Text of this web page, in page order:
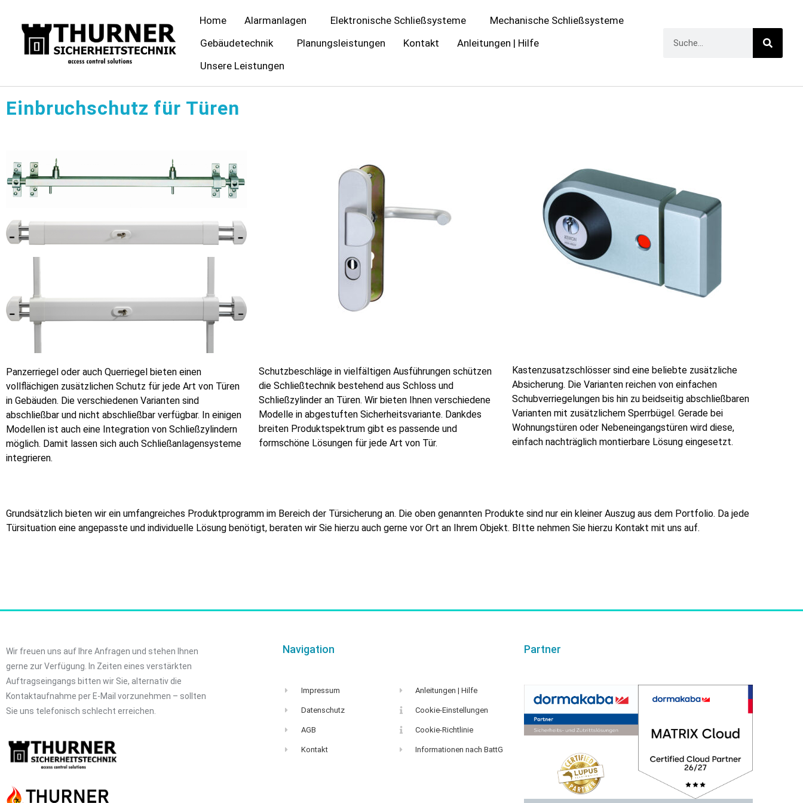
Home Alarmanlagen Elektronische Schließsysteme
Mechanische Schließsysteme
Gebäudetechnik
Planungsleistungen Kontakt
Anleitungen | Hilfe
Unsere Leistungen
Einbruchschutz für Türen
Panzerriegel oder auch Querriegel bieten einen
vollflächigen zusätzlichen Schutz für jede Art von Türen
in Gebäuden. Die verschiedenen Varianten sind
abschließbar und nicht abschließbar verfügbar. In einigen
Modellen ist auch eine Integration von Schließzylindern
möglich. Damit lassen sich auch Schließanlagensysteme
integrieren.
Schutzbeschläge in vielfältigen Ausführungen schützen
die Schließtechnik bestehend aus Schloss und
Schließzylinder an Türen. Wir bieten Ihnen verschiedene
Modelle in abgestuften Sicherheitsvariante. Dankdes
breiten Produktspektrum gibt es passende und
formschöne Lösungen für jede Art von Tür.
Kastenzusatzschlösser sind eine beliebte zusätzliche
Absicherung. Die Varianten reichen von einfachen
Schubverriegelungen bis hin zu beidseitig abschließbaren
Varianten mit zusätzlichem Sperrbügel. Gerade bei
Wohnungstüren oder Nebeneingangstüren wird diese,
einfach nachträglich montierbare Lösung eingesetzt.
Grundsätzlich bieten wir ein umfangreiches Produktprogramm im Bereich der Türsicherung an. Die oben genannten Produkte sind nur ein kleiner Auszug aus dem Portfolio. Da jede
Türsituation eine angepasste und individuelle Lösung benötigt, beraten wir Sie hierzu auch gerne vor Ort an Ihrem Objekt. BItte nehmen Sie hierzu Kontakt mit uns auf.
Wir freuen uns auf Ihre Anfragen und stehen Ihnen
gerne zur Verfügung. In Zeiten eines verstärkten
Auftragseingangs bitten wir Sie, alternativ die
Kontaktaufnahme per E-Mail vorzunehmen – sollten
Sie uns telefonisch schlecht erreichen.
Navigation
Impressum
Datenschutz
AGB
Kontakt
Anleitungen | Hilfe
Cookie-Einstellungen
Cookie-Richtlinie
Informationen nach BattG
Partner